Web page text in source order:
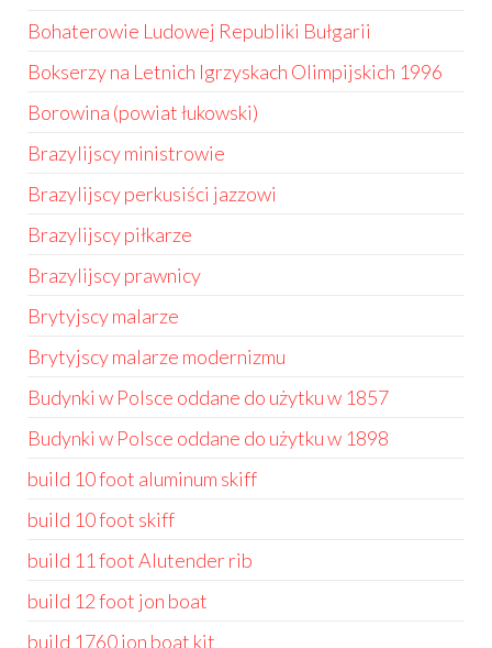
Bohaterowie Ludowej Republiki Bułgarii
Bokserzy na Letnich Igrzyskach Olimpijskich 1996
Borowina (powiat łukowski)
Brazylijscy ministrowie
Brazylijscy perkusiści jazzowi
Brazylijscy piłkarze
Brazylijscy prawnicy
Brytyjscy malarze
Brytyjscy malarze modernizmu
Budynki w Polsce oddane do użytku w 1857
Budynki w Polsce oddane do użytku w 1898
build 10 foot aluminum skiff
build 10 foot skiff
build 11 foot Alutender rib
build 12 foot jon boat
build 1760 jon boat kit